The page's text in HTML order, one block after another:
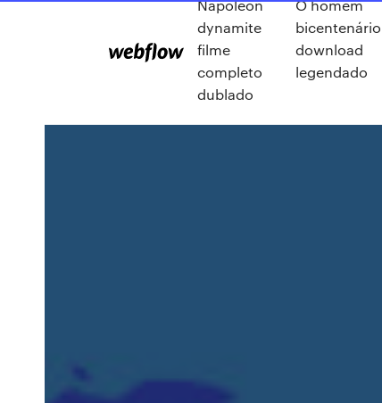
Napoleon
dynamite
filme
completo
dublado
O homem
bicentenário
download
legendado